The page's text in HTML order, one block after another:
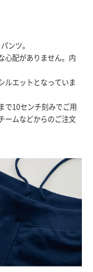
ンツ。
心配がありません。内
ルエットとなっていま
で10センチ刻みでご用
ームなどからのご注文